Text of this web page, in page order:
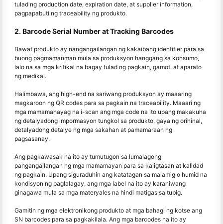
tulad ng production date, expiration date, at supplier information,
pagpapabuti ng traceability ng produkto.
2. Barcode Serial Number at Tracking Barcodes
Bawat produkto ay nangangailangan ng kakaibang identifier para sa
buong pagmamanman mula sa produksyon hanggang sa konsumo,
lalo na sa mga kritikal na bagay tulad ng pagkain, gamot, at aparato
ng medikal.
Halimbawa, ang high-end na sariwang produksyon ay maaaring
magkaroon ng QR codes para sa pagkain na traceability. Maaari ng
mga mamamahayag na i-scan ang mga code na ito upang makakuha
ng detalyadong impormasyon tungkol sa produkto, gaya ng orihinal,
detalyadong detalye ng mga sakahan at pamamaraan ng
pagsasanay.
Ang pagkawasak na ito ay tumutugon sa lumalagong
pangangailangan ng mga mamamayan para sa kaligtasan at kalidad
ng pagkain. Upang siguraduhin ang katatagan sa malamig o humid na
kondisyon ng paglalagay, ang mga label na ito ay karaniwang
ginagawa mula sa mga materyales na hindi matigas sa tubig.
Gamitin ng mga elektronikong produkto at mga bahagi ng kotse ang
SN barcodes para sa pagkakilala. Ang mga barcodes na ito ay